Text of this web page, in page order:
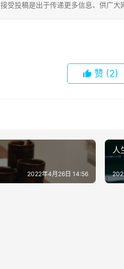
受投稿是出于传递更多信息、供广大
赞 (2)
2022年4月26日 14:56
人